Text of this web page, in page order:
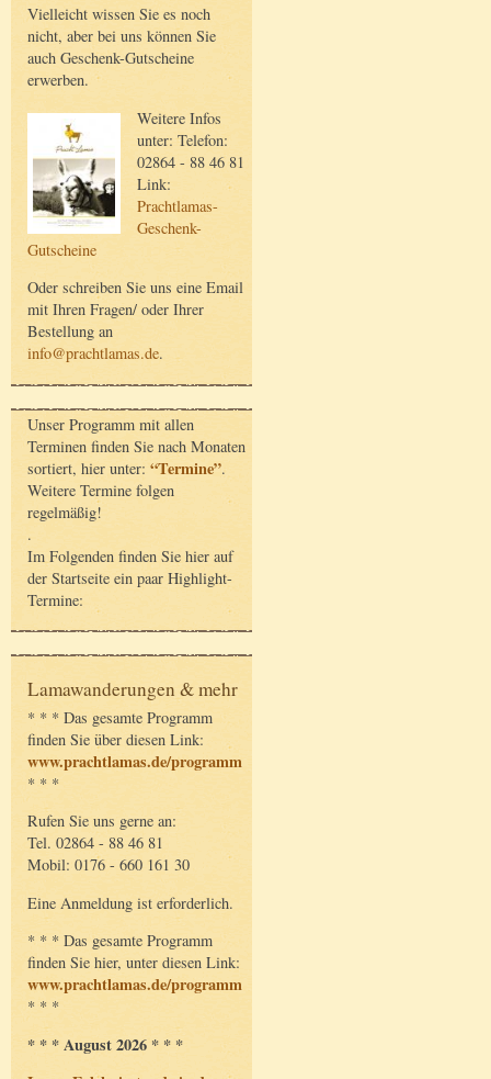
Vielleicht wissen Sie es noch
nicht, aber bei uns können Sie
auch Geschenk-Gutscheine
erwerben.
Weitere Infos
unter: Telefon:
02864 - 88 46 81
Link:
Prachtlamas-
Geschenk-
Gutscheine
Oder schreiben Sie uns eine Email
mit Ihren Fragen/ oder Ihrer
Bestellung an
info@prachtlamas.de.
Unser Programm mit allen
Terminen finden Sie nach Monaten
sortiert, hier unter: “Termine”.
Weitere Termine folgen
regelmäßig!
.
Im Folgenden finden Sie hier auf
der Startseite ein paar Highlight-
Termine:
Lamawanderungen & mehr
* * * Das gesamte Programm
finden Sie über diesen Link:
www.prachtlamas.de/programm
* * *
Rufen Sie uns gerne an:
Tel. 02864 - 88 46 81
Mobil: 0176 - 660 161 30
Eine Anmeldung ist erforderlich.
* * * Das gesamte Programm
finden Sie hier, unter diesen Link:
www.prachtlamas.de/programm
* * *
* * * August 2026 * * *